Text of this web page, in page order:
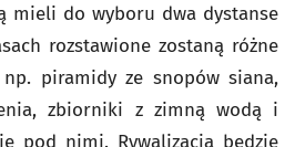
mieli do wyboru dwa dystanse
rozstawione zostaną różne
piramidy ze snopów siana,
zbiorniki z zimną wodą i
pod nimi. Rywalizacja będzie